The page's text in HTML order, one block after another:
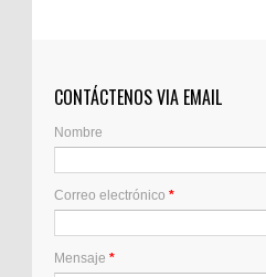
CONTÁCTENOS VIA EMAIL
Nombre
Correo electrónico *
Mensaje *